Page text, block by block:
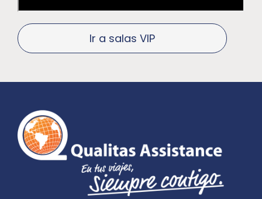
Ir a salas VIP